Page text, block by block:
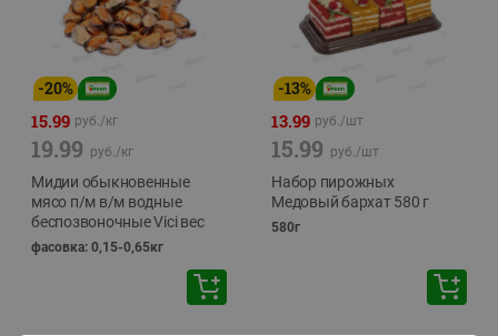
-20%
15.99 руб./кг
19.99 руб./кг
Мидии обыкновенные
мясо п/м в/м водные
беспозвоночные Vici вес
фасовка: 0,15-0,65кг
-13%
13.99 руб./шт
15.99 руб./шт
Набор пирожных
Медовый бархат 580 г
580г